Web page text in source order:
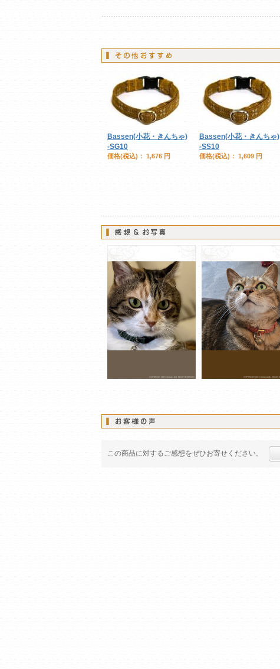
Bassen(小花・きんちゃ)
-SG10
価格(税込)： 1,676 円
Bassen(小花・きんちゃ)
-SS10
価格(税込)： 1,609 円
この商品に対するご感想をぜひお寄せください。